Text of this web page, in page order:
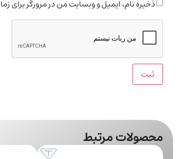
ذخیره نام، ایمیل و وبسایت من در مرورگر برای
محصولات مرتبط